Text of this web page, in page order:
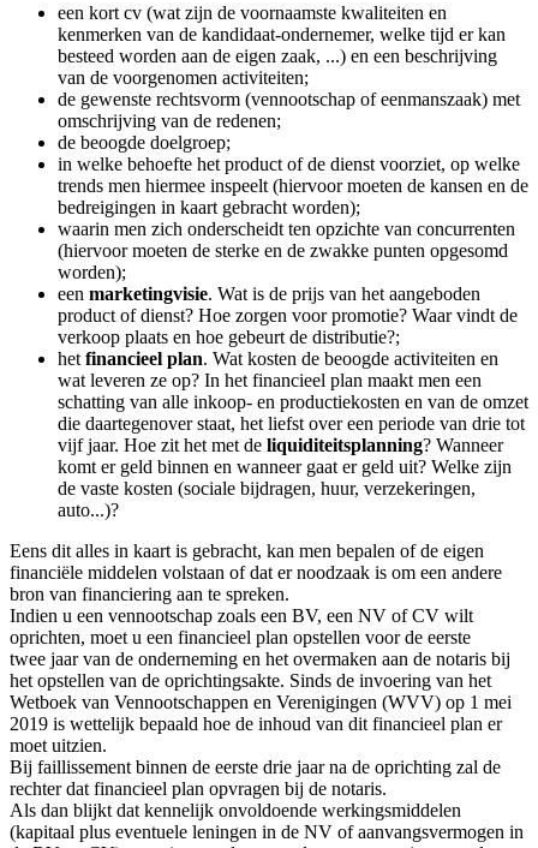
een kort cv (wat zijn de voornaamste kwaliteiten en
kenmerken van de kandidaat-ondernemer, welke tijd er kan
besteed worden aan de eigen zaak, ...) en een beschrijving
van de voorgenomen activiteiten;
de gewenste rechtsvorm (vennootschap of eenmanszaak) met
omschrijving van de redenen;
de beoogde doelgroep;
in welke behoefte het product of de dienst voorziet, op welke
trends men hiermee inspeelt (hiervoor moeten de kansen en de
bedreigingen in kaart gebracht worden);
waarin men zich onderscheidt ten opzichte van concurrenten
(hiervoor moeten de sterke en de zwakke punten opgesomd
worden);
een marketingvisie. Wat is de prijs van het aangeboden
product of dienst? Hoe zorgen voor promotie? Waar vindt de
verkoop plaats en hoe gebeurt de distributie?;
het financieel plan. Wat kosten de beoogde activiteiten en
wat leveren ze op? In het financieel plan maakt men een
schatting van alle inkoop- en productiekosten en van de omzet
die daartegenover staat, het liefst over een periode van drie tot
vijf jaar. Hoe zit het met de liquiditeitsplanning? Wanneer
komt er geld binnen en wanneer gaat er geld uit? Welke zijn
de vaste kosten (sociale bijdragen, huur, verzekeringen,
auto...)?
Eens dit alles in kaart is gebracht, kan men bepalen of de eigen
financiële middelen volstaan of dat er noodzaak is om een andere
bron van financiering aan te spreken.
Indien u een vennootschap zoals een BV, een NV of CV wilt
oprichten, moet u een financieel plan opstellen voor de eerste
twee jaar van de onderneming en het overmaken aan de notaris bij
het opstellen van de oprichtingsakte. Sinds de invoering van het
Wetboek van Vennootschappen en Verenigingen (WVV) op 1 mei
2019 is wettelijk bepaald hoe de inhoud van dit financieel plan er
moet uitzien.
Bij faillissement binnen de eerste drie jaar na de oprichting zal de
rechter dat financieel plan opvragen bij de notaris.
Als dan blijkt dat kennelijk onvoldoende werkingsmiddelen
(kapitaal plus eventuele leningen in de NV of aanvangsvermogen in